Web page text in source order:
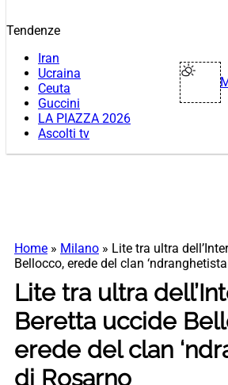
Tendenze
Iran
Ucraina
Ceuta
Guccini
LA PIAZZA 2026
Ascolti tv
Home » Milano » Lite tra ultra
Bellocco, erede del clan
Lite tra ultra
Beretta uccide
erede del clan
di Rosarno